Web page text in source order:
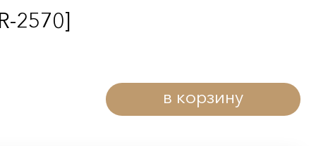
2570]
в корзину